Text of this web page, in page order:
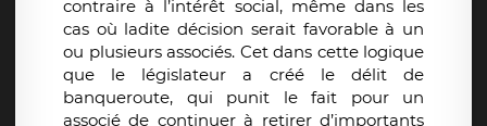
contraire à l’intérêt social, même dans les
cas où ladite décision serait favorable à un
ou plusieurs associés. Cet dans cette logique
que le législateur a créé le délit de
banqueroute, qui punit le fait pour un
associé de continuer à retirer d’importants